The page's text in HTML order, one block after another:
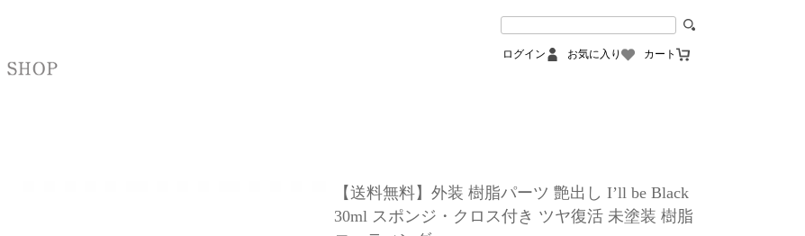
ログイン お気に入り カート
【送料無料】外装 樹脂パーツ 艶出し I’ll be Black
30ml スポンジ・クロス付き ツヤ復活 未塗装 樹脂